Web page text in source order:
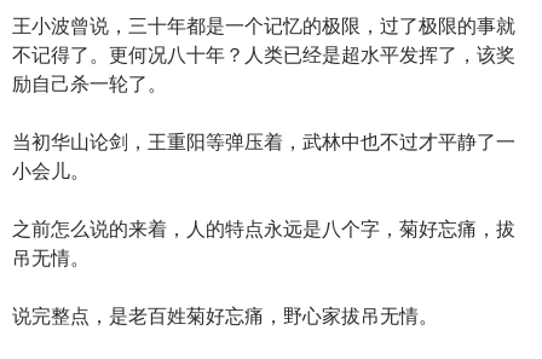
王小波曾说，三十年都是一个记忆的极限，过了极限的事就
不记得了。更何况八十年？人类已经是超水平发挥了，该奖
励自己杀一轮了。
当初华山论剑，王重阳等弹压着，武林中也不过才平静了一
小会儿。
之前怎么说的来着，人的特点永远是八个字，菊好忘痛，拔
吊无情。
说完整点，是老百姓菊好忘痛，野心家拔吊无情。